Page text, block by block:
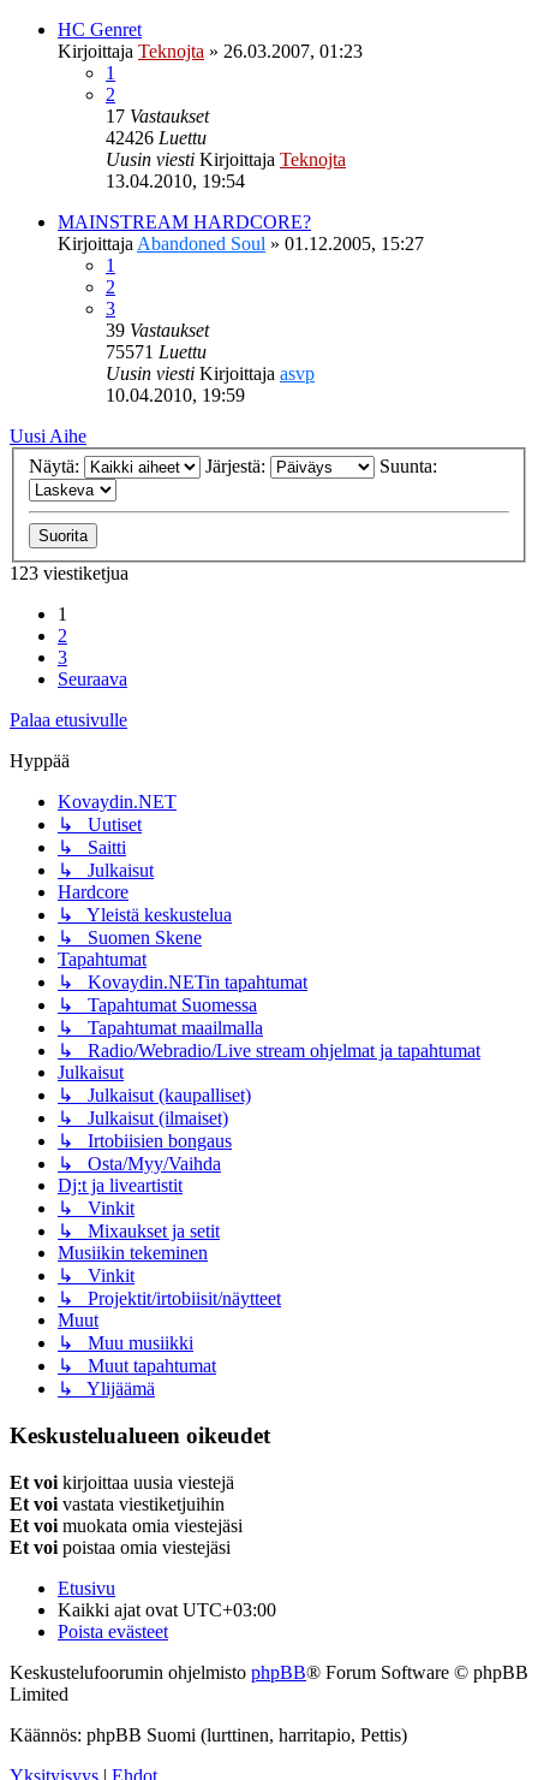
HC Genret
Kirjoittaja Teknojta » 26.03.2007, 01:23
1
2
17 Vastaukset
42426 Luettu
Uusin viesti Kirjoittaja Teknojta
13.04.2010, 19:54
MAINSTREAM HARDCORE?
Kirjoittaja Abandoned Soul » 01.12.2005, 15:27
1
2
3
39 Vastaukset
75571 Luettu
Uusin viesti Kirjoittaja asvp
10.04.2010, 19:59
Uusi Aihe
Näytä:
Järjestä: Suunta:
123 viestiketjua
1
2
3
Seuraava
Palaa etusivulle
Hyppää
Kovaydin.NET
↳ Uutiset
↳ Saitti
↳ Julkaisut
Hardcore
↳ Yleistä keskustelua
↳ Suomen Skene
Tapahtumat
↳ Kovaydin.NETin tapahtumat
↳ Tapahtumat Suomessa
↳ Tapahtumat maailmalla
↳ Radio/Webradio/Live stream ohjelmat ja tapahtumat
Julkaisut
↳ Julkaisut (kaupalliset)
↳ Julkaisut (ilmaiset)
↳ Irtobiisien bongaus
↳ Osta/Myy/Vaihda
Dj:t ja liveartistit
↳ Vinkit
↳ Mixaukset ja setit
Musiikin tekeminen
↳ Vinkit
↳ Projektit/irtobiisit/näytteet
Muut
↳ Muu musiikki
↳ Muut tapahtumat
↳ Ylijäämä
Keskustelualueen oikeudet
Et voi kirjoittaa uusia viestejä
Et voi vastata viestiketjuihin
Et voi muokata omia viestejäsi
Et voi poistaa omia viestejäsi
Etusivu
Kaikki ajat ovat UTC+03:00
Poista evästeet
Keskustelufoorumin ohjelmisto phpBB® Forum Software © phpBB
Limited
Käännös: phpBB Suomi (lurttinen, harritapio, Pettis)
Yksityisyys | Ehdot